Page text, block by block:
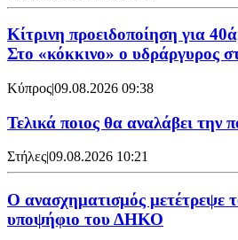
Κίτρινη προειδοποίηση για
Στο «κόκκινο» ο υδράργυρος
Κύπρος|09.08.2026 09:38
Τελικά ποιος θα αναλάβει την
Στήλες|09.08.2026 10:21
Ο ανασχηματισμός μετέτρεψε
υποψήφιο του ΔΗΚΟ